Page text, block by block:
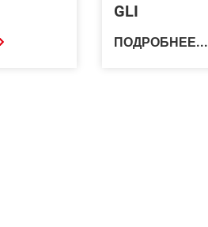
GLI
ПОДРОБНЕЕ...